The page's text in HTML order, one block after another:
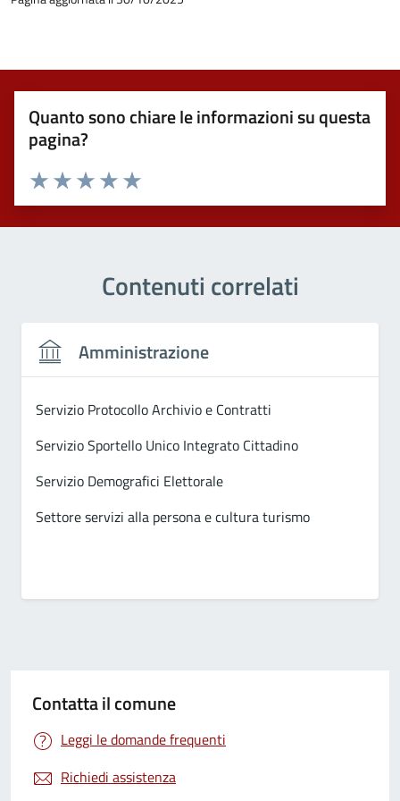
Quanto sono chiare le informazioni su questa
pagina?
Valuta 5 stelle su 5
Valuta 4 stelle su 5
Valuta 3 stelle su 5
Valuta 2 stelle su 5
Valuta 1 stelle su 5
Contenuti correlati
Amministrazione
Servizio Protocollo Archivio e Contratti
Servizio Sportello Unico Integrato Cittadino
Servizio Demografici Elettorale
Settore servizi alla persona e cultura turismo
Contatta il comune
Leggi le domande frequenti
Richiedi assistenza